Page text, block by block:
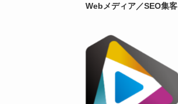
Webメディア／SEO集客